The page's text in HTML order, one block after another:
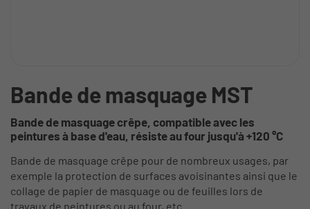
Bande de masquage MST
Bande de masquage crêpe, compatible avec les
peintures à base d'eau, résiste au four jusqu'à +120 °C
Bande de masquage crêpe pour de nombreux usages, par
exemple la protection de surfaces avoisinantes ainsi que le
collage de papier de masquage ou de feuilles lors de
travaux de peintures ou au four, etc.